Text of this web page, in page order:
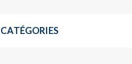
CATÉGORIES